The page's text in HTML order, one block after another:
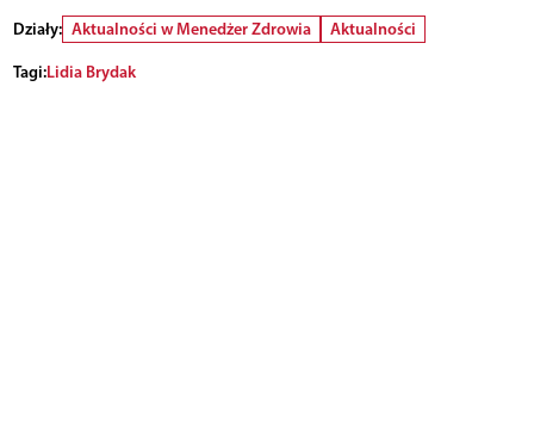
Działy: Aktualności w Menedżer Zdrowia
Aktualności
Tagi:Lidia Brydak